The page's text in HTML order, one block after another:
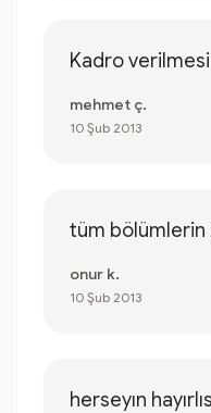
Kadro
mehmet ç.
10 Şub 2013
tüm bölümlerin
onur k.
10 Şub 2013
herseyın